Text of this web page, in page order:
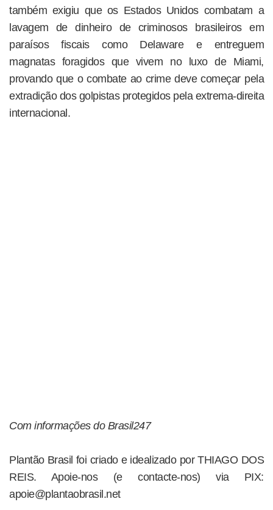
também exigiu que os Estados Unidos combatam a
lavagem de dinheiro de criminosos brasileiros em
paraísos fiscais como Delaware e entreguem
magnatas foragidos que vivem no luxo de Miami,
provando que o combate ao crime deve começar pela
extradição dos golpistas protegidos pela extrema-direita
internacional.
Com informações do Brasil247
Plantão Brasil foi criado e idealizado por THIAGO DOS
REIS. Apoie-nos (e contacte-nos) via PIX:
apoie@plantaobrasil.net